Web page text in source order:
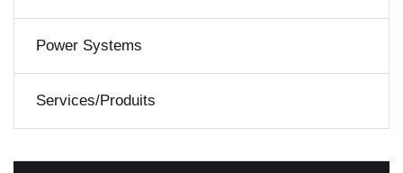
Power Systems
Services/Produits